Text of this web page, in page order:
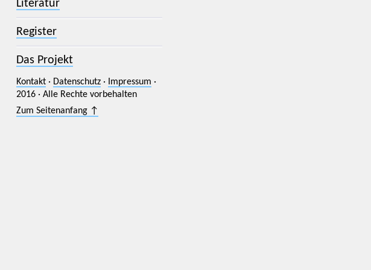
Literatur
Register
Das Projekt
Kontakt· Datenschutz· Impressum ·
2016 · Alle Rechte vorbehalten
Zum Seitenanfang ↑